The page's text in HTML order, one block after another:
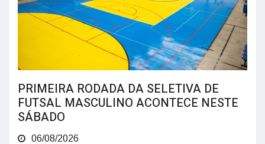
PRIMEIRA RODADA DA SELETIVA DE
FUTSAL MASCULINO ACONTECE NESTE
SÁBADO
06/08/2026